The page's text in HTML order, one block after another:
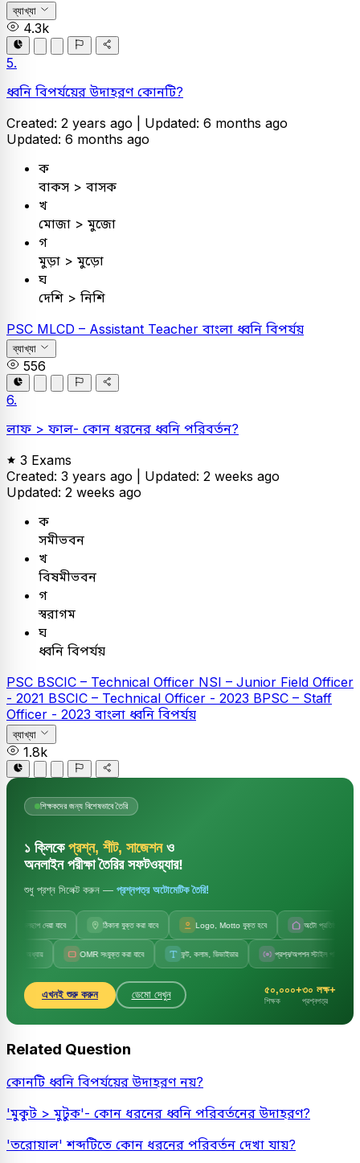
ব্যাখ্যা
4.3k
5.
ধ্বনি বিপর্যয়ের উদাহরণ কোনটি?
Created: 2 years ago | Updated: 6 months ago
Updated: 6 months ago
ক
বাকস > বাসক
খ
মোজা > মুজো
গ
মুড়া > মুড়ো
ঘ
দেশি > নিশি
PSC MLCD – Assistant Teacher বাংলা ধ্বনি বিপর্যয়
ব্যাখ্যা
556
6.
লাফ > ফাল- কোন ধরনের ধ্বনি পরিবর্তন?
3 Exams
Created: 3 years ago | Updated: 2 weeks ago
Updated: 2 weeks ago
ক
সমীভবন
খ
বিষমীভবন
গ
স্বরাগম
ঘ
ধ্বনি বিপর্যয়
PSC BSCIC – Technical Officer NSI – Junior Field Officer
- 2021 BSCIC – Technical Officer - 2023 BPSC – Staff
Officer - 2023 বাংলা ধ্বনি বিপর্যয়
ব্যাখ্যা
1.8k
শিক্ষকদের জন্য বিশেষভাবে তৈরি
১ ক্লিকে প্রশ্ন, শীট, সাজেশনও
অনলাইন পরীক্ষা তৈরির সফটওয়্যার!
শুধু প্রশ্ন সিলেক্ট করুন — প্রশ্নপত্র অটোমেটিক তৈরি!
জলছাপ দেয়া যাবে ঠিকানা যুক্ত করা যাবে Logo, Motto যুক্ত হবে অটো প্রতিষ্ঠানের নাম
OMR সংযুক্ত করা যাবে ফন্ট, কলাম, ডিভাইডার প্রশ্ন/অপশন স্টাইল পরিবর্তন
এখনই শুরু করুন ডেমো দেখুন ৫০,০০০+
শিক্ষক
৩০ লক্ষ+
প্রশ্নপত্র
Related Question
কোনটি ধ্বনি বিপর্যয়ের উদাহরণ নয়?
'মুকুট > মুটুক'- কোন ধরনের ধ্বনি পরিবর্তনের উদাহরণ?
'তরোয়াল' শব্দটিতে কোন ধরনের পরিবর্তন দেখা যায়?